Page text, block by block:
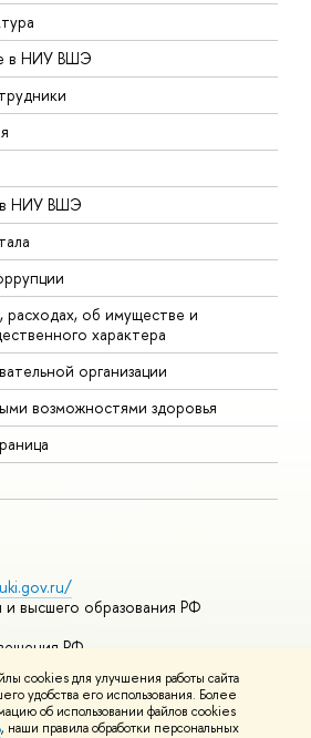
cookies для улучшения работы сайта
удобства его использования. Более
об использовании файлов cookies
, наши правила обработки персональных
в НИУ ВШЭ
в НИУ ВШЭ
об имуществе и
характера
организации
возможностями здоровья
высшего образования РФ
РФ
mooc
курсы